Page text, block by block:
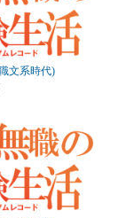
文系時代)